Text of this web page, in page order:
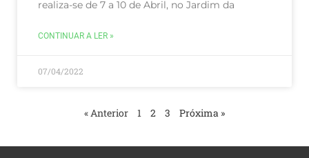
realiza-se de 7 a 10 de Abril, no Jardim da
CONTINUAR A LER »
07/04/2022
« Anterior 1 2 3 Próxima »